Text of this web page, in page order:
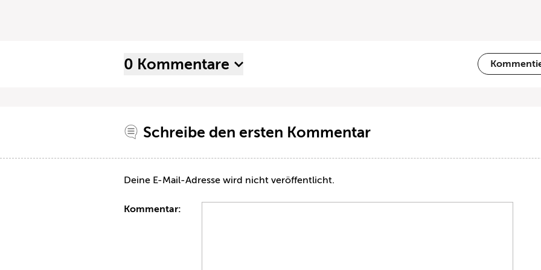
0 Kommentare
Schreibe den ersten Kommentar
Deine E-Mail-Adresse wird nicht veröffentlicht.
Kommentar: